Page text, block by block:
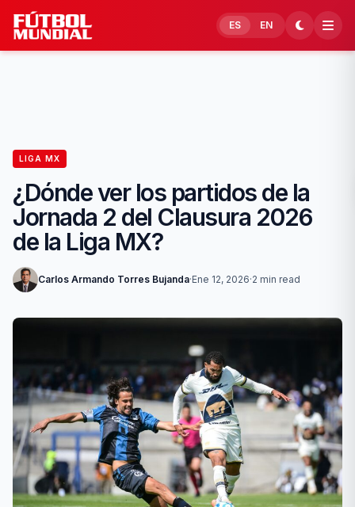
Skip to content
ES EN
LIGA MX
¿Dónde ver los partidos de la
Jornada 2 del Clausura 2026
de la Liga MX?
Carlos Armando Torres Bujanda·Ene 12, 2026·2 min read